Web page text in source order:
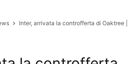
Inter, arrivata la controfferta di Oaktree |